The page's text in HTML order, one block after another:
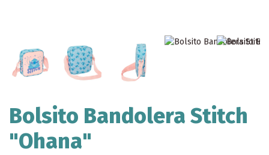
Bolsito Bandolera Stitch
"Ohana"